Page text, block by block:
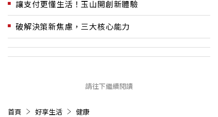
讓支付更懂生活！玉山開創新體驗
破解決策新焦慮，三大核心能力
請往下繼續閱讀
首頁 好享生活 健康